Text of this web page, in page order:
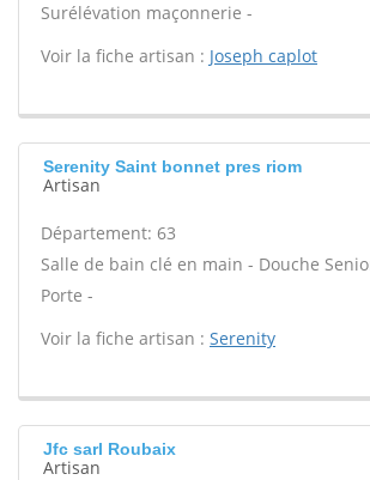
Surélévation maçonnerie -
Voir la fiche artisan : Joseph caplot
Serenity Saint bonnet pres riom
Artisan
Département: 63
Salle de bain clé en main - Douche
Porte -
Voir la fiche artisan : Serenity
Jfc sarl Roubaix
Artisan